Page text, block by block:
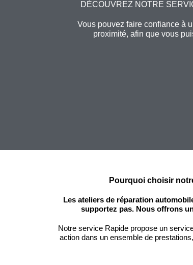
DÉCOUVREZ NOTRE
Vous pouvez faire confiance à
proximité, afin que vous
Pourquoi choisir
Les ateliers de réparation
supportez pas. Nous offrons
Notre service Rapide propose un
action dans un ensemble de